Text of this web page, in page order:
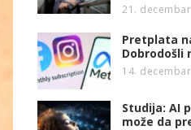
21.
Pretplata
Dobrodošli
14.
Studija: AI
može da